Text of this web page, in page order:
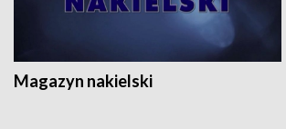
Magazyn nakielski